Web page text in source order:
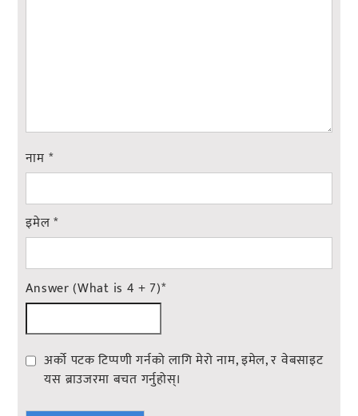
नाम *
इमेल*
Answer (What is 4 + 7)*
अर्को पटक टिप्पणी गर्नको लागि मेरो नाम, इमेल, र वेबसाइट
यस ब्राउजरमा बचत गर्नुहोस्।